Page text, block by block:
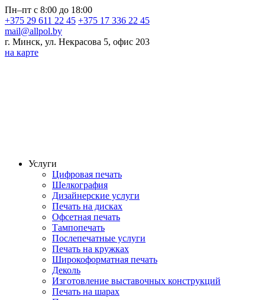
Пн–пт с 8:00 до 18:00
+375 29 611 22 45 +375 17 336 22 45
mail@allpol.by
г. Минск, ул. Некрасова 5, офис 203
на карте
Услуги
Цифровая печать
Шелкография
Дизайнерские услуги
Печать на дисках
Офсетная печать
Тампопечать
Послепечатные услуги
Печать на кружках
Широкоформатная печать
Деколь
Изготовление выставочных конструкций
Печать на шарах